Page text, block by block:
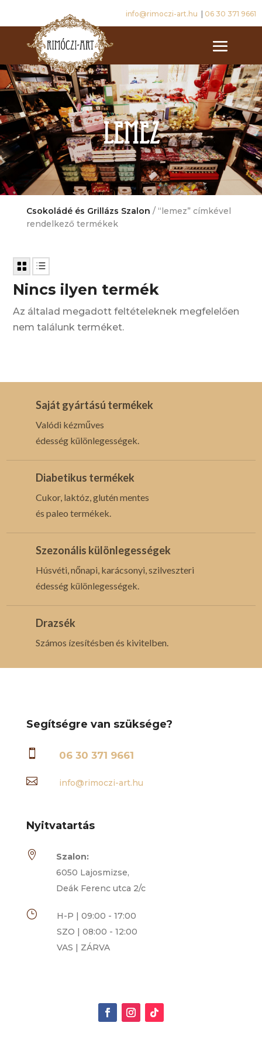
info@rimoczi-art.hu 06 30 371 9661
lemez
Csokoládé és Grillázs Szalon / “lemez” címkével
rendelkező termékek
Nincs ilyen termék
Az általad megadott feltételeknek megfelelően
nem találunk terméket.
Saját gyártású termékek
Valódi kézműves
édesség különlegességek.
Diabetikus termékek
Cukor, laktóz, glutén mentes
és paleo termékek.
Szezonális különlegességek
Húsvéti, nőnapi, karácsonyi, szilveszteri
édesség különlegességek.
Drazsék
Számos ízesítésben és kivitelben.
Segítségre van szüksége?
 06 30 371 9661
 info@rimoczi-art.hu
Nyitvatartás

Szalon:
6050 Lajosmizse,
Deák Ferenc utca 2/c
}
H-P | 09:00 - 17:00
SZO | 08:00 - 12:00
VAS | ZÁRVA